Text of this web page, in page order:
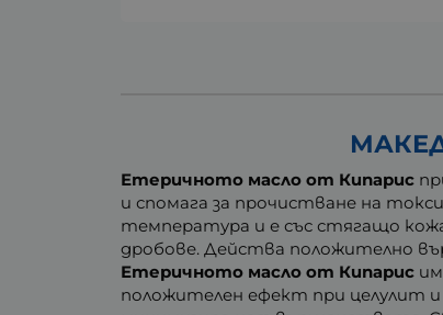
Етеричното масло от Кипарис
и спомага за прочистване на
температура и е със стягащо
дробове. Действа положително
Етеричното масло от Кипарис
положителен ефект при целулит и